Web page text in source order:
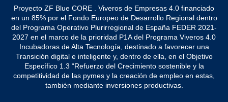
Proyecto ZF Blue CORE . Viveros de Empresas 4.0 financiado
en un 85% por el Fondo Europeo de Desarrollo Regional dentro
del Programa Operativo Plurirregional de España FEDER 2021-
2027 en el marco de la prioridad P1A del Programa Viveros 4.0
Incubadoras de Alta Tecnología, destinado a favorecer una
Transición digital e inteligente y, dentro de ella, en el Objetivo
Específico 1.3 “Refuerzo del Crecimiento sostenible y la
competitividad de las pymes y la creación de empleo en estas,
también mediante inversiones productivas.